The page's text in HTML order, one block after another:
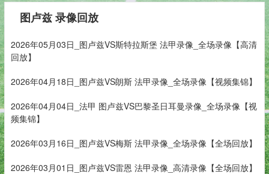
图卢兹 录像回放
2026年05月03日_图卢兹VS斯特拉斯堡 法甲录像_全场录像【高清
回放】
2026年04月18日_图卢兹VS朗斯 法甲录像_全场录像【视频集锦】
2026年04月04日_法甲 图卢兹VS巴黎圣日耳曼录像_全场录像【视
频集锦】
2026年03月16日_图卢兹VS梅斯 法甲录像_全场录像【全场回放】
2026年03月01日_图卢兹VS雷恩 法甲录像_高清录像【全场回放】